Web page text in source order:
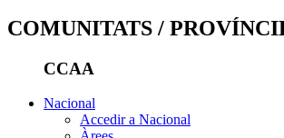
COMUNITATS /
CCAA
Nacional
Accedir a Nacional